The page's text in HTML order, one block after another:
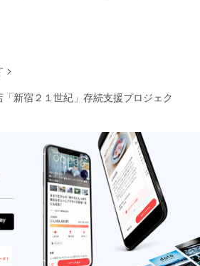
>
新宿２１世紀」存続支援プロジェク